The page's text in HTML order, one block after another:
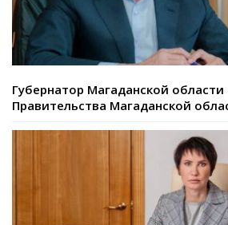
Губернатор Магаданской области
Правительства Магаданской